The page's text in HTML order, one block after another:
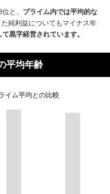
と、 プライム内では平均的な
た純利益についてもマイナス年
て黒字経営されています。
平均年齢